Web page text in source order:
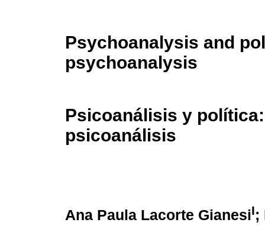
Psychoanalysis and
psychoanalysis
Psicoanálisis y
psicoanálisis
Ana Paula Lacorte GianesiI;